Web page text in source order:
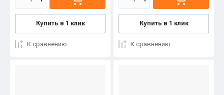
Купить в 1 клик
К сравнению
Купить в 1 клик
К сравнению